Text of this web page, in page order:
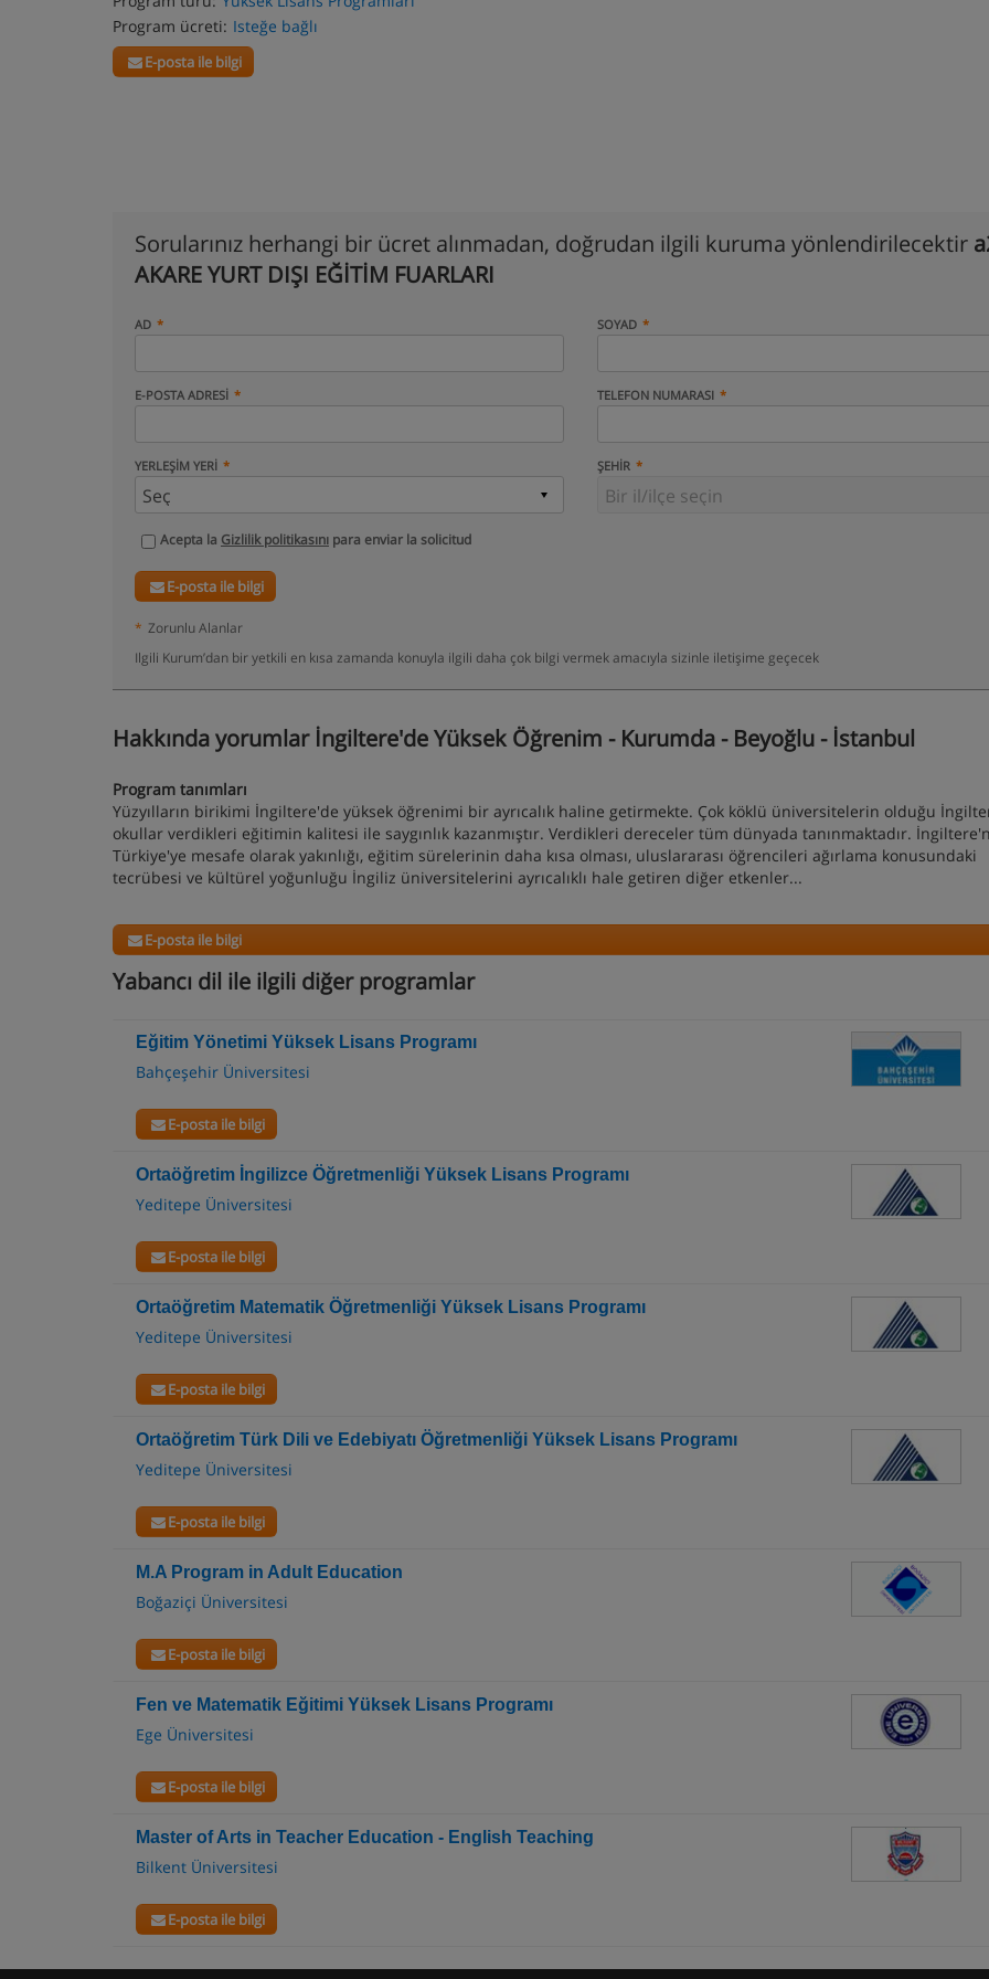
Program ücreti: Isteğe bağlı
E-posta ile bilgi
Sorularınız herhangi bir ücret alınmadan, doğrudan ilgili kuruma yönlendirilecektir
AKARE YURT DIŞI EĞİTİM FUARLARI
AD SOYAD
E-POSTA ADRESI TELEFON NUMARASI
YERLEŞIM YERI ŞEHIR
Acepta la Gizlilik politikasını para enviar la solicitud
E-posta ile bilgi
* Zorunlu Alanlar
Ilgili Kurum’dan bir yetkili en kısa zamanda konuyla ilgili daha çok bilgi vermek amacıyla sizinle iletişime geçecek
Hakkında yorumlar İngiltere'de Yüksek Öğrenim - Kurumda - Beyoğlu - İstanbul
Program tanımları
Yüzyılların birikimi İngiltere'de yüksek öğrenimi bir ayrıcalık haline getirmekte. Çok köklü üniversitelerin olduğu
okullar verdikleri eğitimin kalitesi ile saygınlık kazanmıştır. Verdikleri dereceler tüm dünyada tanınmaktadır.
Türkiye'ye mesafe olarak yakınlığı, eğitim sürelerinin daha kısa olması, uluslararası öğrencileri ağırlama konusundaki
tecrübesi ve kültürel yoğunluğu İngiliz üniversitelerini ayrıcalıklı hale getiren diğer etkenler...
E-posta ile bilgi
Yabancı dil ile ilgili diğer programlar
Eğitim Yönetimi Yüksek Lisans Programı
Bahçeşehir Üniversitesi
E-posta ile bilgi
Ortaöğretim İngilizce Öğretmenliği Yüksek Lisans Programı
Yeditepe Üniversitesi
E-posta ile bilgi
Ortaöğretim Matematik Öğretmenliği Yüksek Lisans Programı
Yeditepe Üniversitesi
E-posta ile bilgi
Ortaöğretim Türk Dili ve Edebiyatı Öğretmenliği Yüksek Lisans Programı
Yeditepe Üniversitesi
E-posta ile bilgi
M.A Program in Adult Education
Boğaziçi Üniversitesi
E-posta ile bilgi
Fen ve Matematik Eğitimi Yüksek Lisans Programı
Ege Üniversitesi
E-posta ile bilgi
Master of Arts in Teacher Education - English Teaching
Bilkent Üniversitesi
E-posta ile bilgi